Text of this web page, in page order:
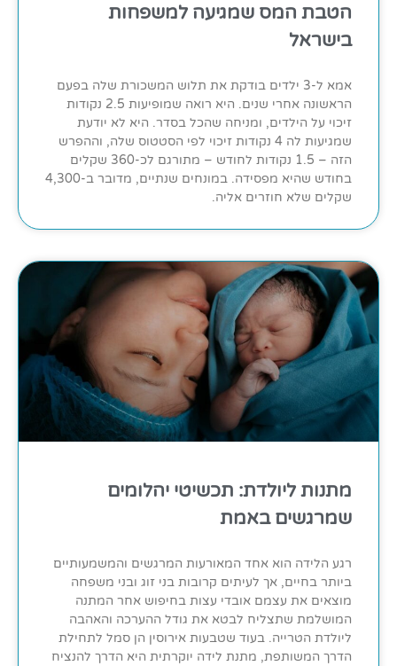
הטבת המס שמגיעה למשפחות
בישראל
אמא ל-3 ילדים בודקת את תלוש המשכורת שלה בפעם
הראשונה אחרי שנים. היא רואה שמופיעות 2.5 נקודות
זיכוי על הילדים, ומניחה שהכל בסדר. היא לא יודעת
שמגיעות לה 4 נקודות זיכוי לפי הסטטוס שלה, וההפרש
הזה – 1.5 נקודות לחודש – מתורגם לכ-360 שקלים
בחודש שהיא מפסידה. במונחים שנתיים, מדובר ב-4,300
שקלים שלא חוזרים אליה.
מתנות ליולדת: תכשיטי יהלומים
שמרגשים באמת
רגע הלידה הוא אחד המאורעות המרגשים והמשמעותיים
ביותר בחיים, אך לעיתים קרובות בני זוג ובני משפחה
מוצאים את עצמם אובדי עצות בחיפוש אחר המתנה
המושלמת שתצליח לבטא את גודל ההערכה והאהבה
ליולדת הטרייה. בעוד שטבעות אירוסין הן סמל לתחילת
הדרך המשותפת, מתנת לידה יוקרתית היא הדרך להנציח